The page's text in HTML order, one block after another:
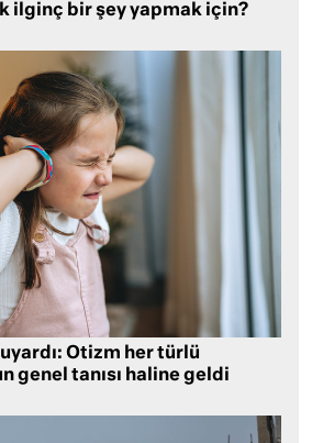
ilginç bir şey yapmak için?
Otizm her türlü
genel tanısı haline geldi